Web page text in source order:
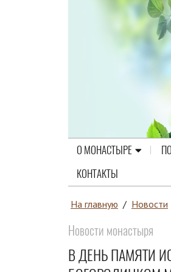
О МОНАСТЫРЕ
КОНТАКТЫ
На главную / Новости
Новости монастыря
В ДЕНЬ ПАМЯТИ